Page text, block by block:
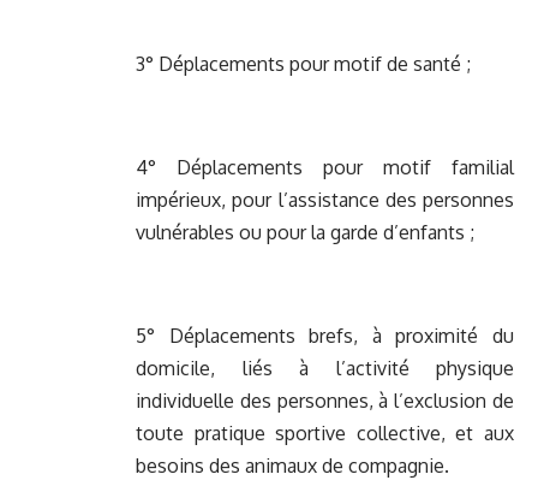
3° Déplacements pour motif de santé ;
4° Déplacements pour motif familial
impérieux, pour l’assistance des personnes
vulnérables ou pour la garde d’enfants ;
5° Déplacements brefs, à proximité du
domicile, liés à l’activité physique
individuelle des personnes, à l’exclusion de
toute pratique sportive collective, et aux
besoins des animaux de compagnie.